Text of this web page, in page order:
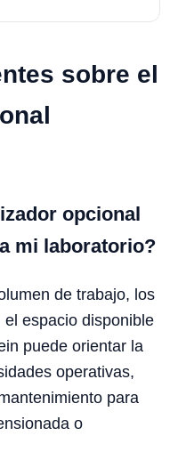
sobre el
opcional
mi laboratorio?
de trabajo, los
espacio disponible
puede orientar la
operativas,
para
o